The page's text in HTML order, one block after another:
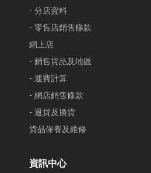
- 分店資料
- 零售店銷售條款
網上店
- 銷售貨品及地區
- 運費計算
- 網店銷售條款
- 退貨及換貨
貨品保養及維修
資訊中心